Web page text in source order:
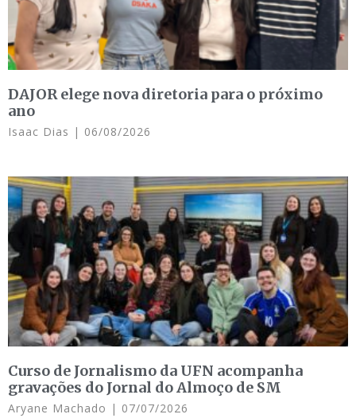
DAJOR elege nova diretoria para o próximo
ano
Isaac Dias 06/08/2026
Curso de Jornalismo da UFN acompanha
gravações do Jornal do Almoço de SM
Aryane Machado 07/07/2026